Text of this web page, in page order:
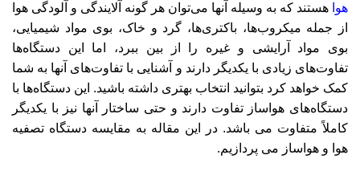
هوا هستند که به وسیله آنها می‌توان هر گونه آلایندگی و آلودگی هوا
از جمله میکروب‌ها، باکتری‌ها، گرد و خاک، بوی مواد شیمیایی،
بوی مواد آرایشی و غیره را از بین ببرد، اما این دستگاه‌ها
تفاوت‌های زیادی با یکدیگر دارند و آشنایی با تفاوت‌های آنها به شما
کمک خواهد کرد بتوانید انتخاب بهتری داشته باشید. این دستگاه‌ها با
دستگاه‌های هواساز تفاوت دارند و حتی ساختار آنها نیز با یکدیگر
کاملاً متفاوت می‌ باشد. در این مقاله به مقایسه دستگاه تصفیه
هوا و هواساز می‌ پردازیم.